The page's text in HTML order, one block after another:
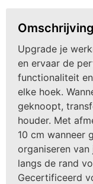
Omschrijving
Upgrade je
en ervaar de
functionaliteit
elke hoek.
geknoopt,
houder. Met
10 cm wanneer
organiseren
langs de rand
Gecertificeerd